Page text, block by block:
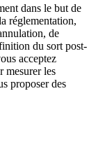
dans le but de
réglementation,
de
du sort post-
acceptez
mesurer les
proposer des